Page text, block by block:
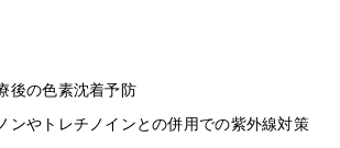
後の色素沈着予防
ンやトレチノインとの併用での紫外線対策